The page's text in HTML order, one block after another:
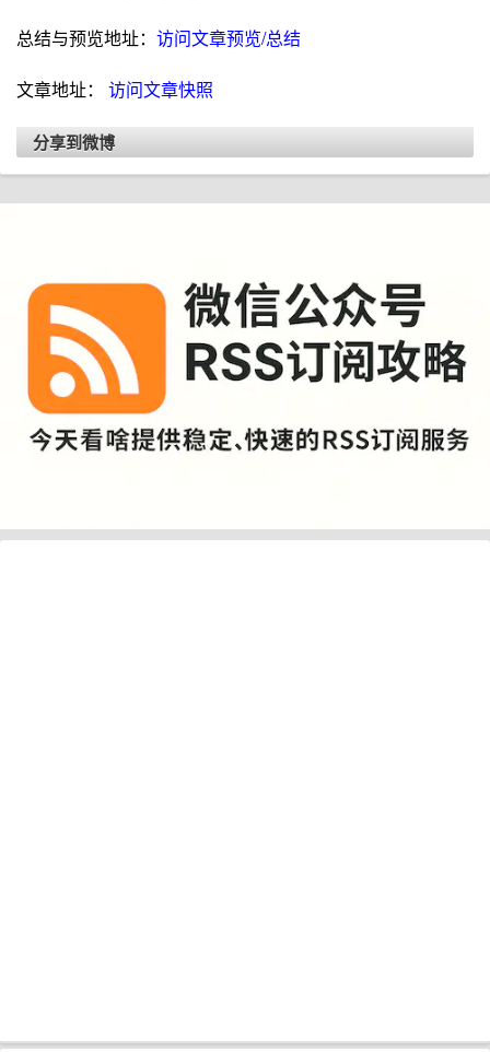
总结与预览地址： 访问文章预览/总结
文章地址： 访问文章快照
分享到微博